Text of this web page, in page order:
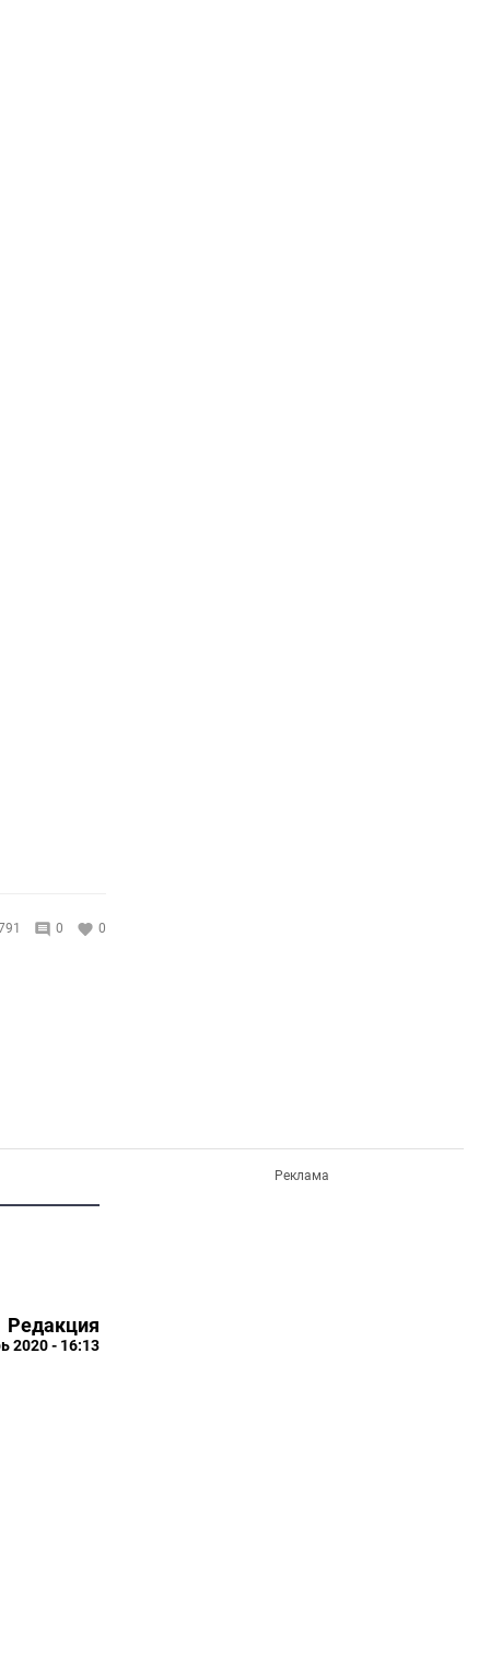
0 0
Редакция
2020 - 16:13
Реклама